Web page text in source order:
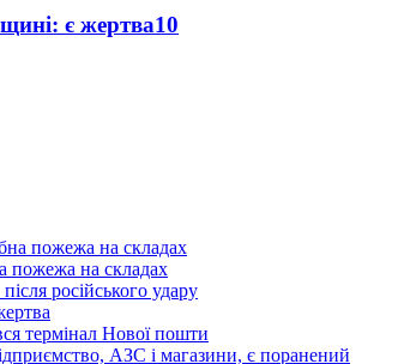
є жертва10
пожежа на складах
російського удару
термінал Нової пошти
АЗС і магазини, є поранений